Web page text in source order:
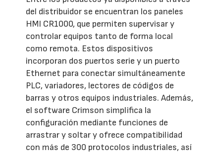
del distribuidor se encuentran los paneles
HMI CR1000, que permiten supervisar y
controlar equipos tanto de forma local
como remota. Estos dispositivos
incorporan dos puertos serie y un puerto
Ethernet para conectar simultáneamente
PLC, variadores, lectores de códigos de
barras y otros equipos industriales. Además,
el software Crimson simplifica la
configuración mediante funciones de
arrastrar y soltar y ofrece compatibilidad
con más de 300 protocolos industriales, así